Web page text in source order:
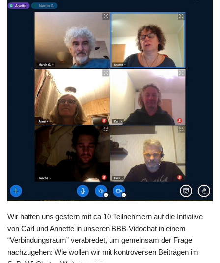
Wir hatten uns gestern mit ca 10 Teilnehmern auf die Initiative
von Carl und Annette in unseren BBB-Vidochat in einem
“Verbindungsraum” verabredet, um gemeinsam der Frage
nachzugehen: Wie wollen wir mit kontroversen Beiträgen im